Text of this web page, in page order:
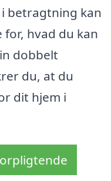
betragtning kan
hvad du kan
dobbelt
du, at du
dit hjem i